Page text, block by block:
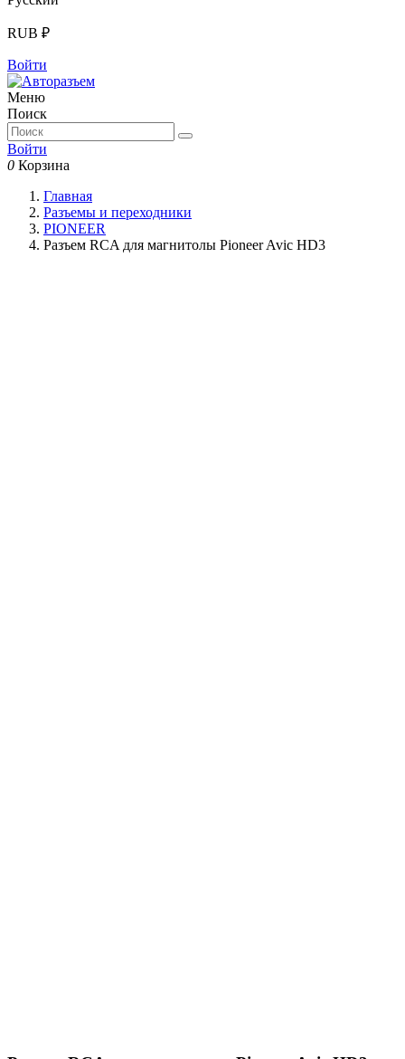
RUB ₽
Войти
Меню
Поиск
Войти
0 Корзина
Главная
Разъемы и переходники
PIONEER
Разъем RCA для магнитолы Pioneer Avic HD3